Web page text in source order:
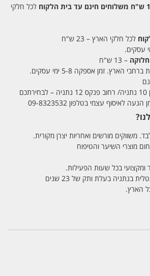
משלוחים חינם עד בית הלקוח לכל חלקי
לכל חלקי הארץ – 23 ש"ח
– 13 ש"ח
לאיסוף עצמי בטלפון 09-8323532
משווקים מורשים ואחריות יצרן מקורית.
ומקצועי בכל שעות הפעילות.
בנתניה בעלת ותק של 23 שנים
הארץ.